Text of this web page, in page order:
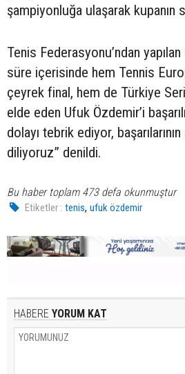
şampiyonluğa ulaşarak kupanın
Tenis Federasyonu’ndan yapılan
süre içerisinde hem Tennis
çeyrek final, hem de Türkiye
elde eden Ufuk Özdemir’i
dolayı tebrik ediyor,
diliyoruz” denildi.
Bu haber toplam 473 defa okunmuştur
Etiketler : tenis,ufuk özdemir
HABERE YORUM KAT